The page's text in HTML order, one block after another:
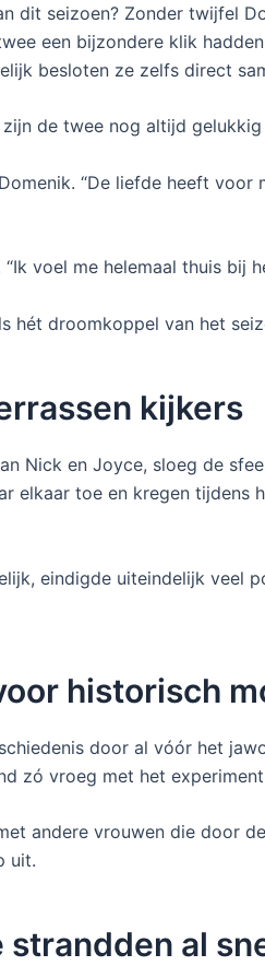
dit seizoen? Zonder twijfel
een bijzondere klik
besloten ze zelfs direct
de twee nog altijd gelukkig
“De liefde heeft
voel me helemaal thuis bij
hét droomkoppel van het
kijkers
Nick en Joyce, sloeg de
elkaar toe en kregen tijdens
eindigde uiteindelijk veel
historisch
door al vóór het
zó vroeg met het
andere vrouwen die door
uit.
strandden al